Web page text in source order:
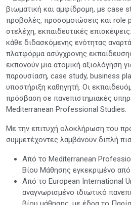
βιωματική και αμφίδρομη, με case
προβολές, προσομοιώσεις και role
στελέχη, εκπαιδευτικές
κάθε διδασκόμενης ενότητας
πλατφόρμα ασύγχρονης
εκπονούν μια ατομική αξιολόγηση
παρουσίαση, case study, business
υποστήριξη καθηγητή. Οι
πρόσβαση σε πανεπιστημιακές
Mediterranean Professional Studies.
Mε την επιτυχή ολοκλήρωση του
συμμετέχοντες λαμβάνουν διπλή
Από το Mediterranean
Βίου Μάθησης εγκεκριμένο
Από το European International
αναγνωρισμένο ιδιωτικό